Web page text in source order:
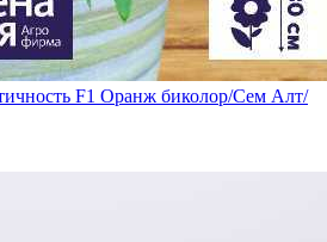
F1 Оранж биколор/Сем Алт/